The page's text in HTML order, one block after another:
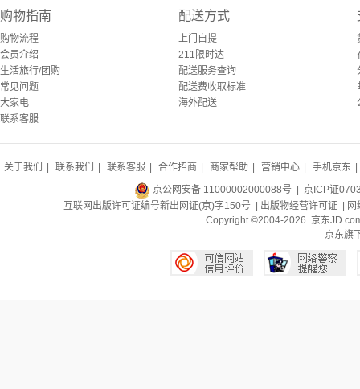
购物指南
购物流程
会员介绍
生活旅行/团购
常见问题
大家电
联系客服
配送方式
上门自提
211限时达
配送服务查询
配送费收取标准
海外配送
关于我们 联系我们 联系客服 合作招商 商家帮助 营销中心 手机京东
京公网安备 11000002000088号 | 京ICP证
互联网出版许可证编号新出网证(京)字150号 | 出版物经营许可证
Copyright ©2004-2026 京东
京东旗